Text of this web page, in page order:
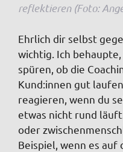
reflektieren (Foto:
Ehrlich dir selbst
wichtig. Ich behaupte,
spüren, ob die
Kund:innen gut
reagieren, wenn du
etwas nicht rund
oder
Beispiel, wenn es auf